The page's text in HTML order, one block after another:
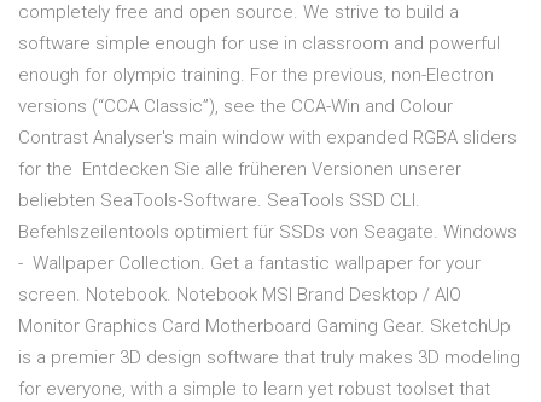
completely free and open source. We strive to build a
software simple enough for use in classroom and powerful
enough for olympic training. For the previous, non-Electron
versions (“CCA Classic”), see the CCA-Win and Colour
Contrast Analyser's main window with expanded RGBA sliders
for the Entdecken Sie alle früheren Versionen unserer
beliebten SeaTools-Software. SeaTools SSD CLI.
Befehlszeilentools optimiert für SSDs von Seagate. Windows
- Wallpaper Collection. Get a fantastic wallpaper for your
screen. Notebook. Notebook MSI Brand Desktop / AIO
Monitor Graphics Card Motherboard Gaming Gear. SketchUp
is a premier 3D design software that truly makes 3D modeling
for everyone, with a simple to learn yet robust toolset that